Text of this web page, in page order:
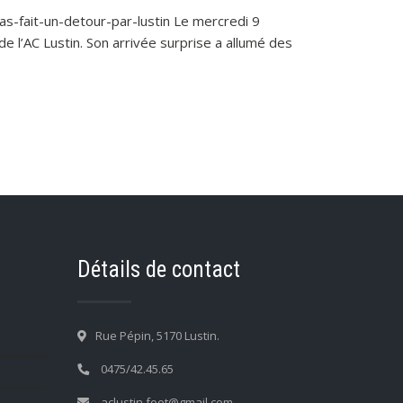
fait-un-detour-par-lustin Le mercredi 9
Lustin. Son arrivée surprise a allumé des
Détails de contact
Rue Pépin, 5170 Lustin.
0475/42.45.65